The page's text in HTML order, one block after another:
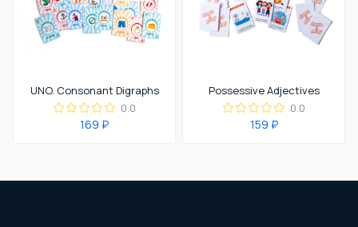
UNO. Consonant Digraphs
0.0
169 ₽
Possessive Adjectives
0.0
159 ₽